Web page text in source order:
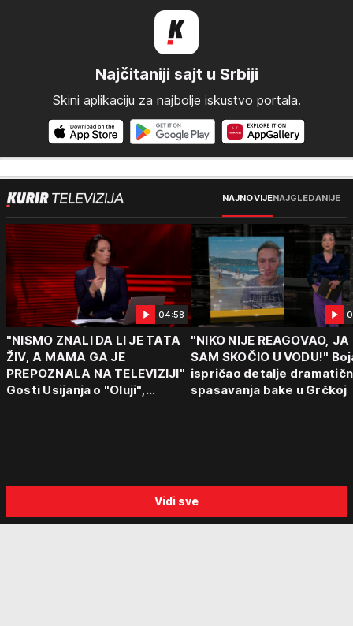
Najčitaniji sajt u Srbiji
Skini aplikaciju za najbolje iskustvo portala.
NAJNOVIJENAJGLEDANIJE
04:58
"NISMO ZNALI DA LI JE TATA
ŽIV, A MAMA GA JE
PREPOZNALA NA TELEVIZIJI"
Gosti Usijanja o "Oluji",
"NIKO NIJE REAGOVAO, JA
SAM SKOČIO U VODU!"
ispričao detalje
spasavanja bake u Grčkoj
Vidi sve